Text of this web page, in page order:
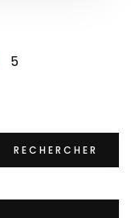
5
RECHERCHER